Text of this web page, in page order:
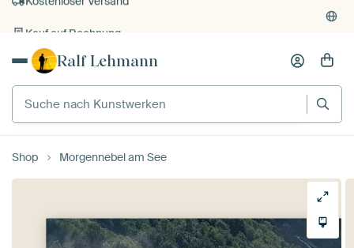
Individueller Druck auf Bestellung
Ralf Lehmann
Shop Morgennebel am See